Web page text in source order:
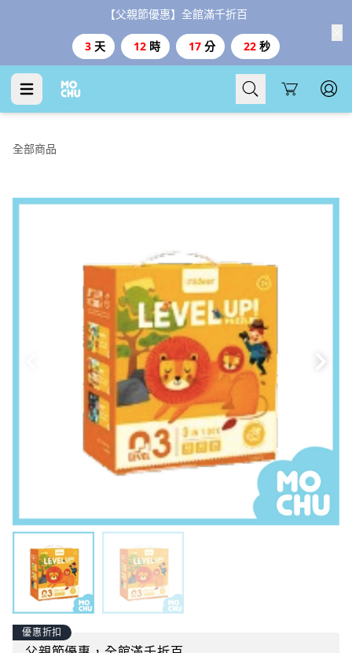
【父親節優惠】全館滿千折百
3 天 12 時 17 分 21 秒
Cart
全部商品
優惠折扣